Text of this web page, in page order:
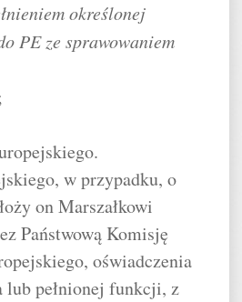
określonej
PE ze sprawowaniem
w przypadku, o
on Marszałkowi
Państwową Komisję
oświadczenia
lub pełnionej funkcji, z